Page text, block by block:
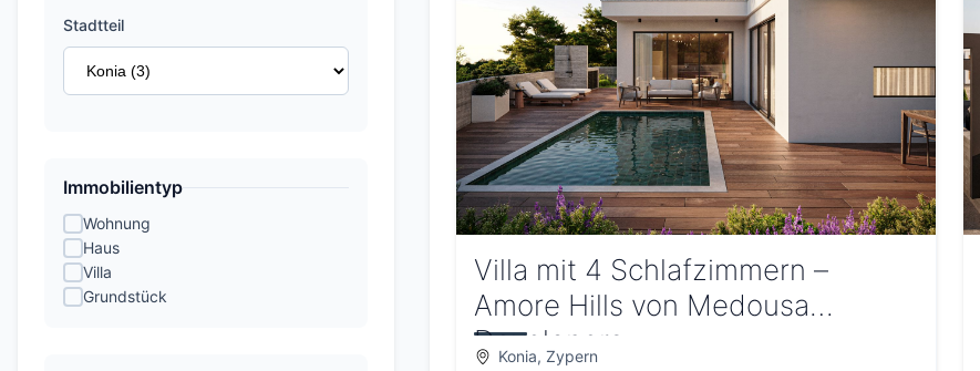
Stadtteil
Immobilientyp
Wohnung
Haus
Villa
Grundstück
Villa mit 4 Schlafzimmern –
Amore Hills von Medousa
Developers
Konia, Zypern